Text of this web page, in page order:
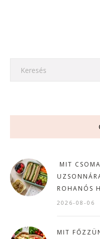
MIT
ROHANÓS
2026-08-06
MIT